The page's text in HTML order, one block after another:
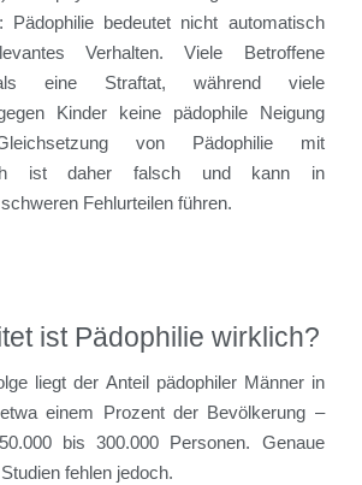
Pädophilie bedeutet nicht automatisch
Verhalten. Viele Betroffene
eine Straftat, während viele
Kinder keine pädophile Neigung
von Pädophilie mit
ist daher falsch und kann in
Fehlurteilen führen.
ist Pädophilie wirklich?
liegt der Anteil pädophiler Männer in
einem Prozent der Bevölkerung –
bis 300.000 Personen. Genaue
fehlen jedoch.